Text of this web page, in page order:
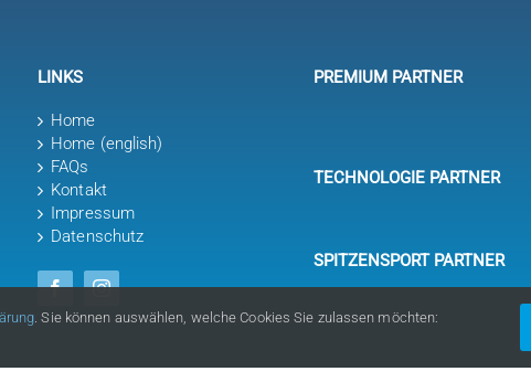
Home
FAQs
Kontakt
Impressum
Datenschutz
. Sie können auswählen, welche Cookies Sie zulassen möchten: